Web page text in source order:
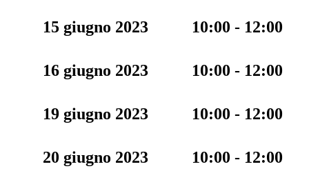
15 giugno 2023 10:00 - 12:00
16 giugno 2023 10:00 - 12:00
19 giugno 2023 10:00 - 12:00
20 giugno 2023 10:00 - 12:00